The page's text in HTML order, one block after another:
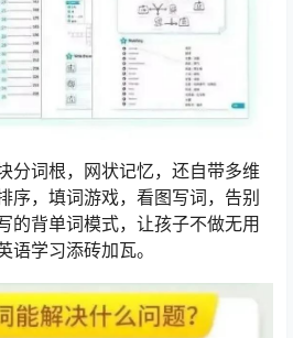
分词根，网状记忆，还自带多维
序，填词游戏，看图写词，告别
的背单词模式，让孩子不做无用
语学习添砖加瓦。